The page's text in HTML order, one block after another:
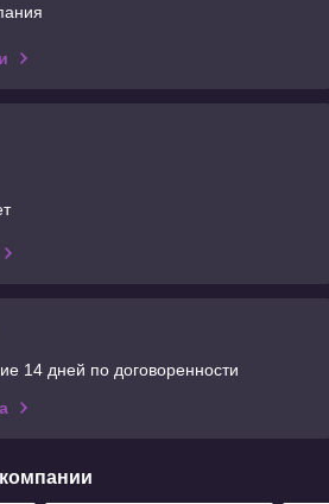
14 дней по договоренности